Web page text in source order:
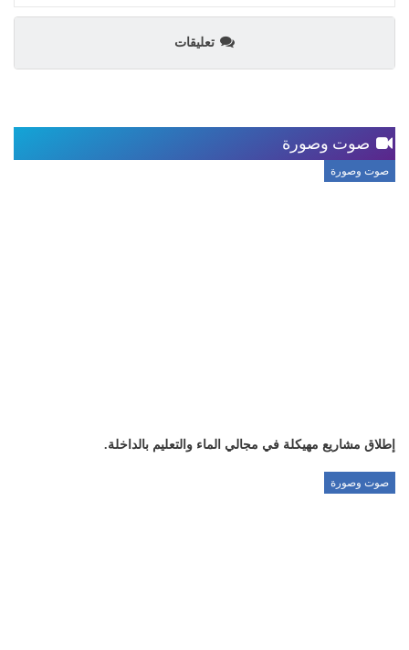
تعليقات
صوت وصورة
صوت وصورة
إطلاق مشاريع مهيكلة في مجالي الماء والتعليم بالداخلة.
صوت وصورة